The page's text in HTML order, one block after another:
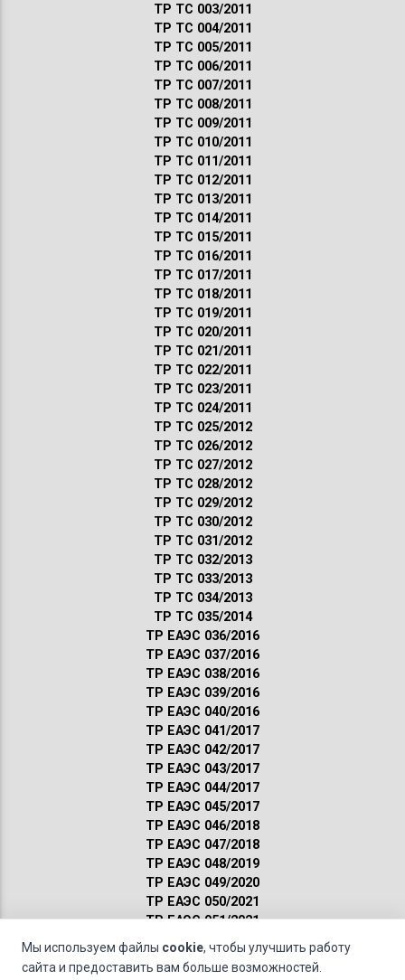
ТР ТС 003/2011
ТР ТС 004/2011
ТР ТС 005/2011
ТР ТС 006/2011
ТР ТС 007/2011
ТР ТС 008/2011
ТР ТС 009/2011
ТР ТС 010/2011
ТР ТС 011/2011
ТР ТС 012/2011
ТР ТС 013/2011
ТР ТС 014/2011
ТР ТС 015/2011
ТР ТС 016/2011
ТР ТС 017/2011
ТР ТС 018/2011
ТР ТС 019/2011
ТР ТС 020/2011
ТР ТС 021/2011
ТР ТС 022/2011
ТР ТС 023/2011
ТР ТС 024/2011
ТР ТС 025/2012
ТР ТС 026/2012
ТР ТС 027/2012
ТР ТС 028/2012
ТР ТС 029/2012
ТР ТС 030/2012
ТР ТС 031/2012
ТР ТС 032/2013
ТР ТС 033/2013
ТР ТС 034/2013
ТР ТС 035/2014
ТР ЕАЭС 036/2016
ТР ЕАЭС 037/2016
ТР ЕАЭС 038/2016
ТР ЕАЭС 039/2016
ТР ЕАЭС 040/2016
ТР ЕАЭС 041/2017
ТР ЕАЭС 042/2017
ТР ЕАЭС 043/2017
ТР ЕАЭС 044/2017
ТР ЕАЭС 045/2017
ТР ЕАЭС 046/2018
ТР ЕАЭС 047/2018
ТР ЕАЭС 048/2019
ТР ЕАЭС 049/2020
ТР ЕАЭС 050/2021
ТР ЕАЭС 051/2021
Сертификация ГОСТ
Санитарные нормы
Мы используем файлы cookie, чтобы улучшить работу
сайта и предоставить вам больше возможностей.